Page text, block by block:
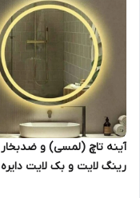
آینه تاچ (لمسی) و ضدبخار